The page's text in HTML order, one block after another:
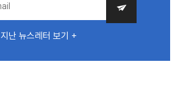
지난 뉴스레터 보기 +